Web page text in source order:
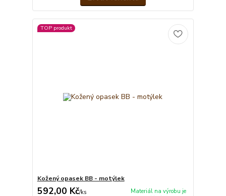
TOP produkt
Kožený opasek BB - motýlek
592,00 Kč/ks
Materiál na výrobu je